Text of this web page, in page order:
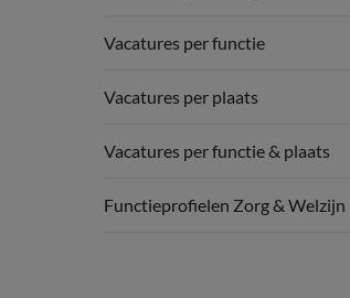
Vacatures per functie
Vacatures per plaats
Vacatures per functie & plaats
Functieprofielen Zorg & Welzijn